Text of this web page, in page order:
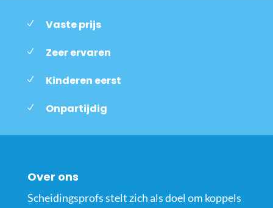
Vaste prijs
Zeer ervaren
Kinderen eerst
Onpartijdig
Over ons
Scheidingsprofs stelt zich als doel om koppels